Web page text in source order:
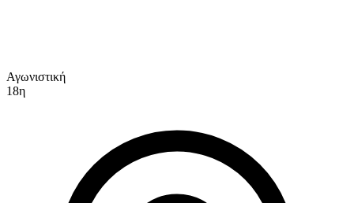
Αγωνιστική
18η